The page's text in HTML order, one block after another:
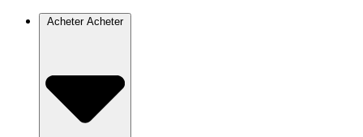
Acheter Acheter